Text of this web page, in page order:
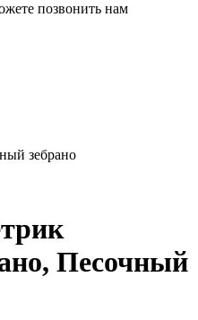
позвонить нам
зебрано
Песочный